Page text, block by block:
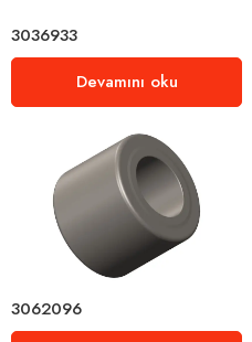
3036933
Devamını oku
3062096